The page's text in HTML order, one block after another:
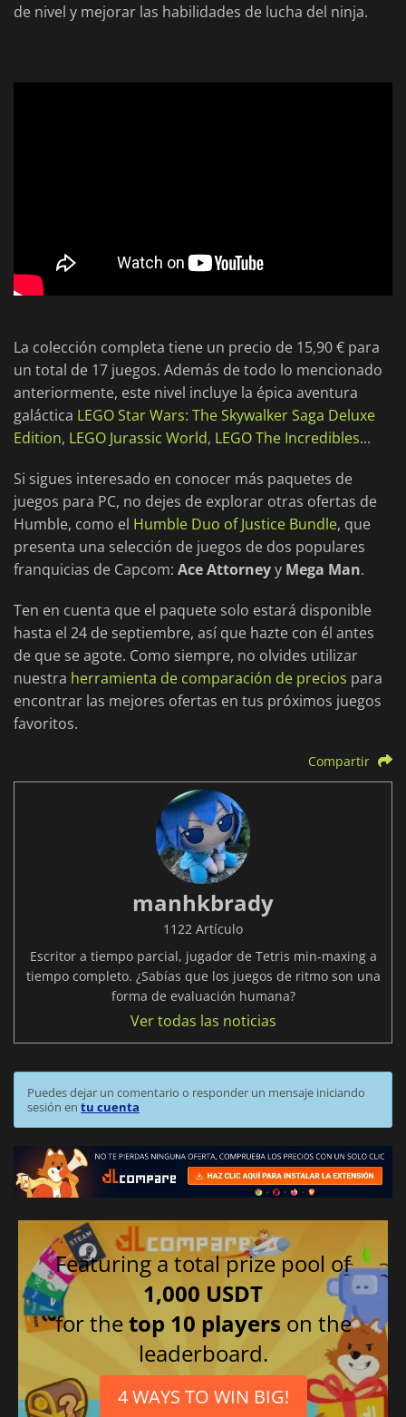
de nivel y mejorar las habilidades de lucha del ninja.
La colección completa tiene un precio de 15,90 € para
un total de 17 juegos. Además de todo lo mencionado
anteriormente, este nivel incluye la épica aventura
galáctica LEGO Star Wars: The Skywalker Saga Deluxe
Edition, LEGO Jurassic World, LEGO The Incredibles...
Si sigues interesado en conocer más paquetes de
juegos para PC, no dejes de explorar otras ofertas de
Humble, como el Humble Duo of Justice Bundle, que
presenta una selección de juegos de dos populares
franquicias de Capcom: Ace Attorneyy Mega Man.
Ten en cuenta que el paquete solo estará disponible
hasta el 24 de septiembre, así que hazte con él antes
de que se agote. Como siempre, no olvides utilizar
nuestra herramienta de comparación de precios para
encontrar las mejores ofertas en tus próximos juegos
favoritos.
Compartir
manhkbrady
1122 Artículo
Escritor a tiempo parcial, jugador de Tetris min-maxing a
tiempo completo. ¿Sabías que los juegos de ritmo son una
forma de evaluación humana?
Ver todas las noticias
Puedes dejar un comentario o responder un mensaje iniciando
sesión en tu cuenta
Featuring a total prize pool of
1,000 USDT
for thetop 10 players on the
leaderboard.
4 WAYS TO WIN BIG!